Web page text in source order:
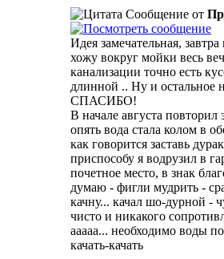
Сообщение от
Идея замечательная,
хожу вокруг мойки весь
канализации точно есть
длинной .. Ну и остальное
СПАСИБО!
В начале августа повторил
опять вода стала колом в
как говорится заставь
приспособу я водрузил в
почетное место, в знак
думаю - фигли мудрить -
качну... качал шо-дурной -
чисто и никакого
ааааа... необходимо воды
качать-качать